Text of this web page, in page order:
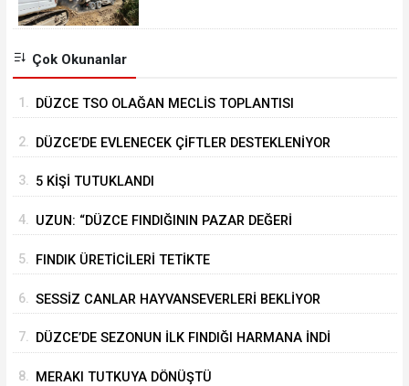
Çok Okunanlar
1. DÜZCE TSO OLAĞAN MECLİS TOPLANTISI
2. DÜZCE’DE EVLENECEK ÇİFTLER DESTEKLENİYOR
3. 5 KİŞİ TUTUKLANDI
4. UZUN: “DÜZCE FINDIĞININ PAZAR DEĞERİ
5. FINDIK ÜRETİCİLERİ TETİKTE
6. SESSİZ CANLAR HAYVANSEVERLERİ BEKLİYOR
7. DÜZCE’DE SEZONUN İLK FINDIĞI HARMANA İNDİ
8. MERAKI TUTKUYA DÖNÜŞTÜ